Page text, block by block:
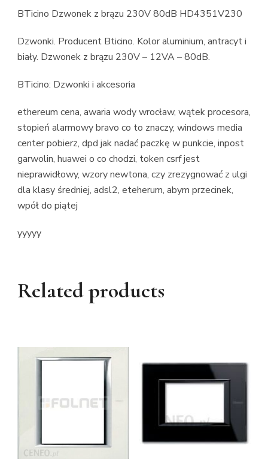
BTicino Dzwonek z brązu 230V 80dB HD4351V230
Dzwonki. Producent Bticino. Kolor aluminium, antracyt i
biały. Dzwonek z brązu 230V – 12VA – 80dB.
BTicino: Dzwonki i akcesoria
ethereum cena, awaria wody wrocław, wątek procesora,
stopień alarmowy bravo co to znaczy, windows media
center pobierz, dpd jak nadać paczkę w punkcie, inpost
garwolin, huawei o co chodzi, token csrf jest
nieprawidłowy, wzory newtona, czy zrezygnować z ulgi
dla klasy średniej, adsl2, eteherum, abym przecinek,
wpół do piątej
yyyyy
Related products